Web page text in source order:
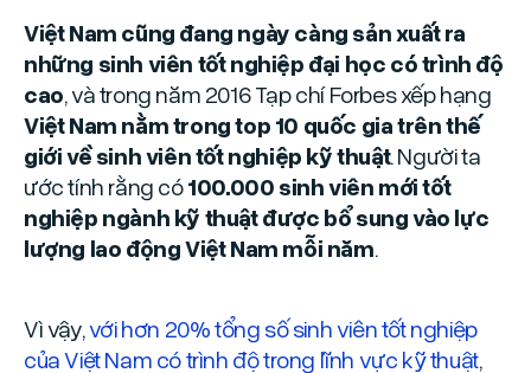
Việt Nam cũng đang ngày càng sản xuất ra
những sinh viên tốt nghiệp đại học có trình độ
cao, và trong năm 2016 Tạp chí Forbes xếp hạng
Việt Nam nằm trong top 10 quốc gia trên thế
giới về sinh viên tốt nghiệp kỹ thuật. Người ta
ước tính rằng có100.000 sinh viên mới tốt
nghiệp ngành kỹ thuật được bổ sung vào lực
lượng lao động Việt Nam mỗi năm.
Vì vậy,với hơn 20% tổng số sinh viên tốt nghiệp
của Việt Nam có trình độ trong lĩnh vực kỹ thuật,